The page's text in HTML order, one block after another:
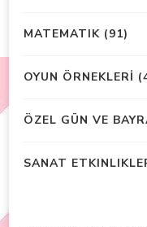
MATEMATIK (91)
OYUN ÖRNEKLERİ
ÖZEL GÜN VE
SANAT